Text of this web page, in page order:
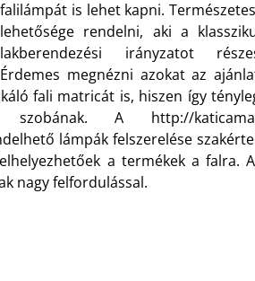
falilámpát is lehet kapni.
lehetősége rendelni, aki a
lakberendezési irányzatot
Érdemes megnézni azokat az
fali matricát is, hiszen így
A http://
lámpák felszerelése
a termékek a falra.
nagy felfordulással.